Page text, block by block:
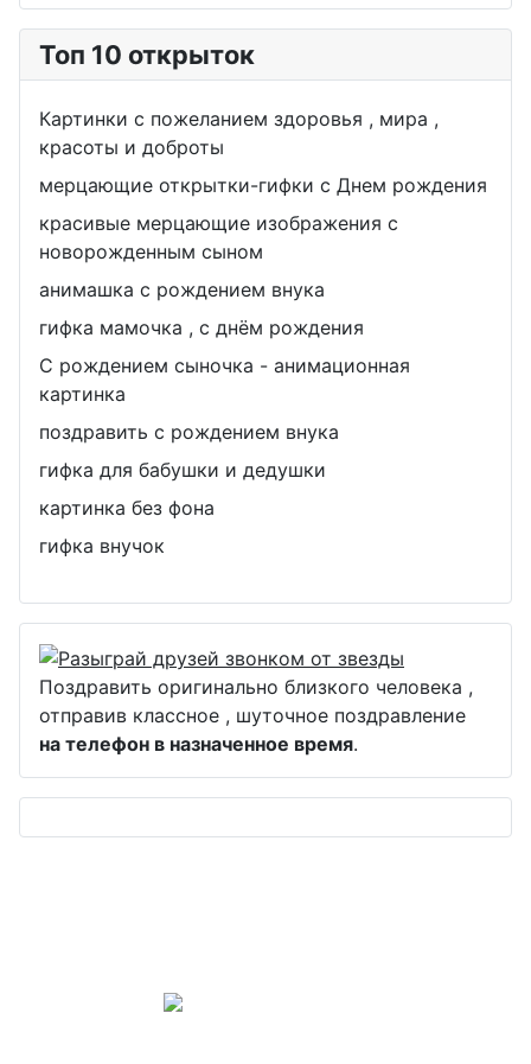
Топ 10 открыток
Картинки с пожеланием здоровья , мира ,
красоты и доброты
мерцающие открытки-гифки с Днем рождения
красивые мерцающие изображения с
новорожденным сыном
анимашка с рождением внука
гифка мамочка , с днём рождения
С рождением сыночка - анимационная
картинка
поздравить с рождением внука
гифка для бабушки и дедушки
картинка без фона
гифка внучок
Поздравить оригинально близкого человека ,
отправив классное , шуточное поздравление
на телефон в назначенное время.